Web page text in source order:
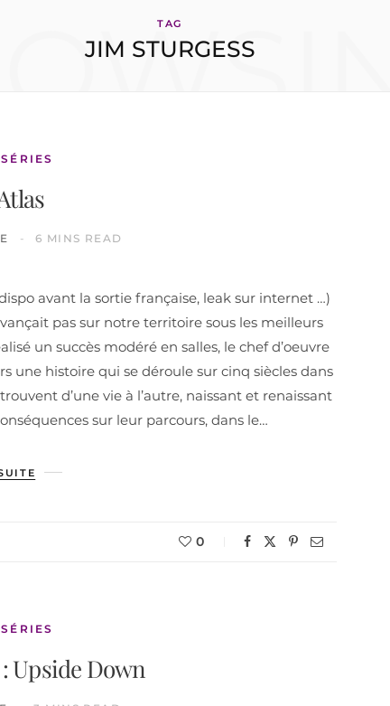
TAG
JIM STURGESS
6 MINS READ
avant la sortie française, leak sur internet …)
pas sur notre territoire sous les meilleurs
un succès modéré en salles, le chef d’oeuvre
une histoire qui se déroule sur cinq siècles dans
d’une vie à l’autre, naissant et renaissant
sur leur parcours, dans le…
0
Upside Down